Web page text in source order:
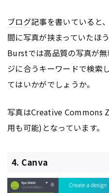
ブログ記事を書いていると
間に写真が挟まっていたほ
Burstでは高品質の写真が
ジに合うキーワードで検索
てはいかがでしょうか。
写真はCreative Commons
用も可能)となっています。
4. Canva